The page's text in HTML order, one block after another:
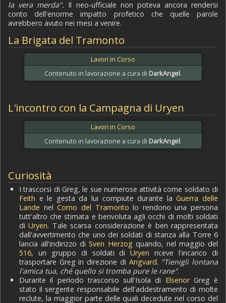
la vera merda". Il neo-ufficiale non poteva ancora rendersi
conto dell'enorme impatto profetico che quelle parole
avrebbero avuto nei mesi a venire.
La Brigata del Tramonto
Lavori in Corso
Contenuto in lavorazione a cura di DarkAngel.
L'incontro con la Campagna di Uryen
Lavori in Corso
Contenuto in lavorazione a cura di DarkAngel.
Curiosità
I trascorsi di Greg, le sue numerose attività come soldato di
Feith e le gesta da lui compiute durante laGuerra delle
Lande nelCorno del Tramonto lo rendono una persona
tutt'altro che stimata e benvoluta agli occhi di molti soldati
diUryen. Tale scarsa considerazione è ben rappresentata
dall'avvertimento che uno dei soldati di stanza alla Torre 6
lancia all'indirizzo diSven Herzog quando, nel maggio del
516, un gruppo di soldati diUryen riceve l'incarico di
trasportare Greg in direzione di Angvard. "Tienigli lontana
l'amica tua, ché quello si tromba pure le rane".
Durante il periodo trascorso sull'Isola di ElsenorGreg è
stato il sergente responsabile dell'addestramento di molte
reclute, la maggior parte delle quali decedute nel corso del